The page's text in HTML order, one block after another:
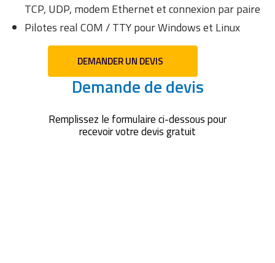
TCP, UDP, modem Ethernet et connexion par paire
Pilotes real COM / TTY pour Windows et Linux
DEMANDER UN DEVIS
Demande de devis
Remplissez le formulaire ci-dessous pour
recevoir votre devis gratuit